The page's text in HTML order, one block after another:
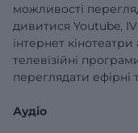
можливості
дивитися Youtube,
інтернет
телевізійні
переглядати ефірні
Аудіо